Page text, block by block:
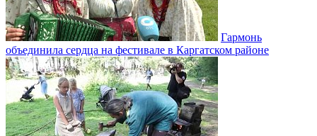
Гармонь
объединила сердца на фестивале в Каргатском районе